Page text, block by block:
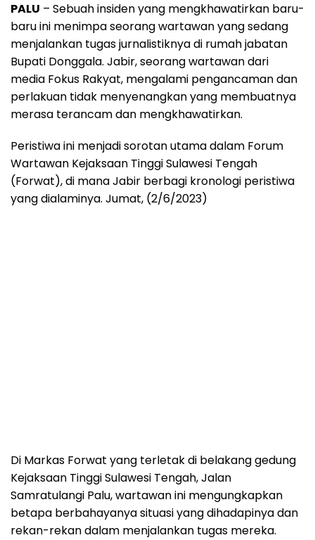
PALU – Sebuah insiden yang mengkhawatirkan baru-
baru ini menimpa seorang wartawan yang sedang
menjalankan tugas jurnalistiknya di rumah jabatan
Bupati Donggala. Jabir, seorang wartawan dari
media Fokus Rakyat, mengalami pengancaman dan
perlakuan tidak menyenangkan yang membuatnya
merasa terancam dan mengkhawatirkan.
Peristiwa ini menjadi sorotan utama dalam Forum
Wartawan Kejaksaan Tinggi Sulawesi Tengah
(Forwat), di mana Jabir berbagi kronologi peristiwa
yang dialaminya. Jumat, (2/6/2023)
Di Markas Forwat yang terletak di belakang gedung
Kejaksaan Tinggi Sulawesi Tengah, Jalan
Samratulangi Palu, wartawan ini mengungkapkan
betapa berbahayanya situasi yang dihadapinya dan
rekan-rekan dalam menjalankan tugas mereka.